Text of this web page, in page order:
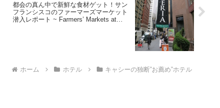
都会の真ん中で新鮮な食材ゲット！サン
フランシスコのファーマーズマーケット
潜入レポート ~ Farmers’ Markets at
ホーム ホテル キャシーの独断”お薦め”ホテル